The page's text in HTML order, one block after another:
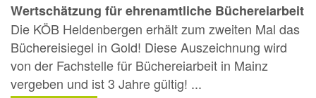
Wertschätzung für ehrenamtliche Büchereiarbeit
Die KÖB Heldenbergen erhält zum zweiten Mal das
Büchereisiegel in Gold! Diese Auszeichnung wird
von der Fachstelle für Büchereiarbeit in Mainz
vergeben und ist 3 Jahre gültig! ...